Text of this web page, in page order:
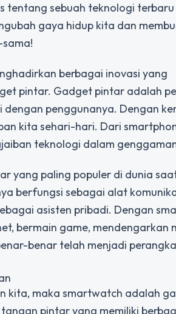
tentang sebuah teknologi
gaya hidup kita dan
berbagai inovasi yang
pintar. Gadget pintar adalah
penggunanya. Dengan
kita sehari-hari. Dari
teknologi dalam
yang paling populer di dunia
berfungsi sebagai alat
asisten pribadi. Dengan
bermain game, mendengarkan
benar telah menjadi
kita, maka smartwatch adalah
pintar yang memiliki